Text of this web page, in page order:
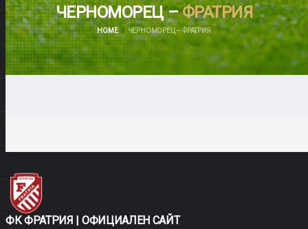
ЧЕРНОМОРЕЦ –ФРАТРИЯ
HOME ЧЕРНОМОРЕЦ – ФРАТРИЯ
ФК ФРАТРИЯ | ОФИЦИАЛЕН САЙТ